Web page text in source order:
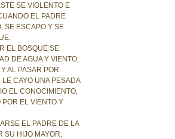
SE VIOLENTO E
EL PADRE
SE ESCAPO Y SE
EL BOSQUE SE
DE AGUA Y VIENTO,
AL PASAR POR
CAYO UNA PESADA
EL CONOCIMIENTO,
EL VIENTO Y
EL PADRE DE LA
SU HIJO MAYOR,